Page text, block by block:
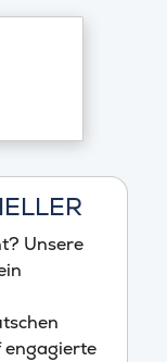
Unsere
engagierte